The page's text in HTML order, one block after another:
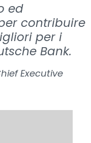
ed
contribuire
per i
Bank.
Executive